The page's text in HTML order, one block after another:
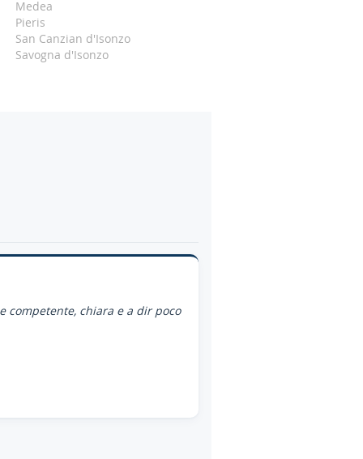
Medea
Pieris
San Canzian d'Isonzo
Savogna d'Isonzo
competente, chiara e a dir poco